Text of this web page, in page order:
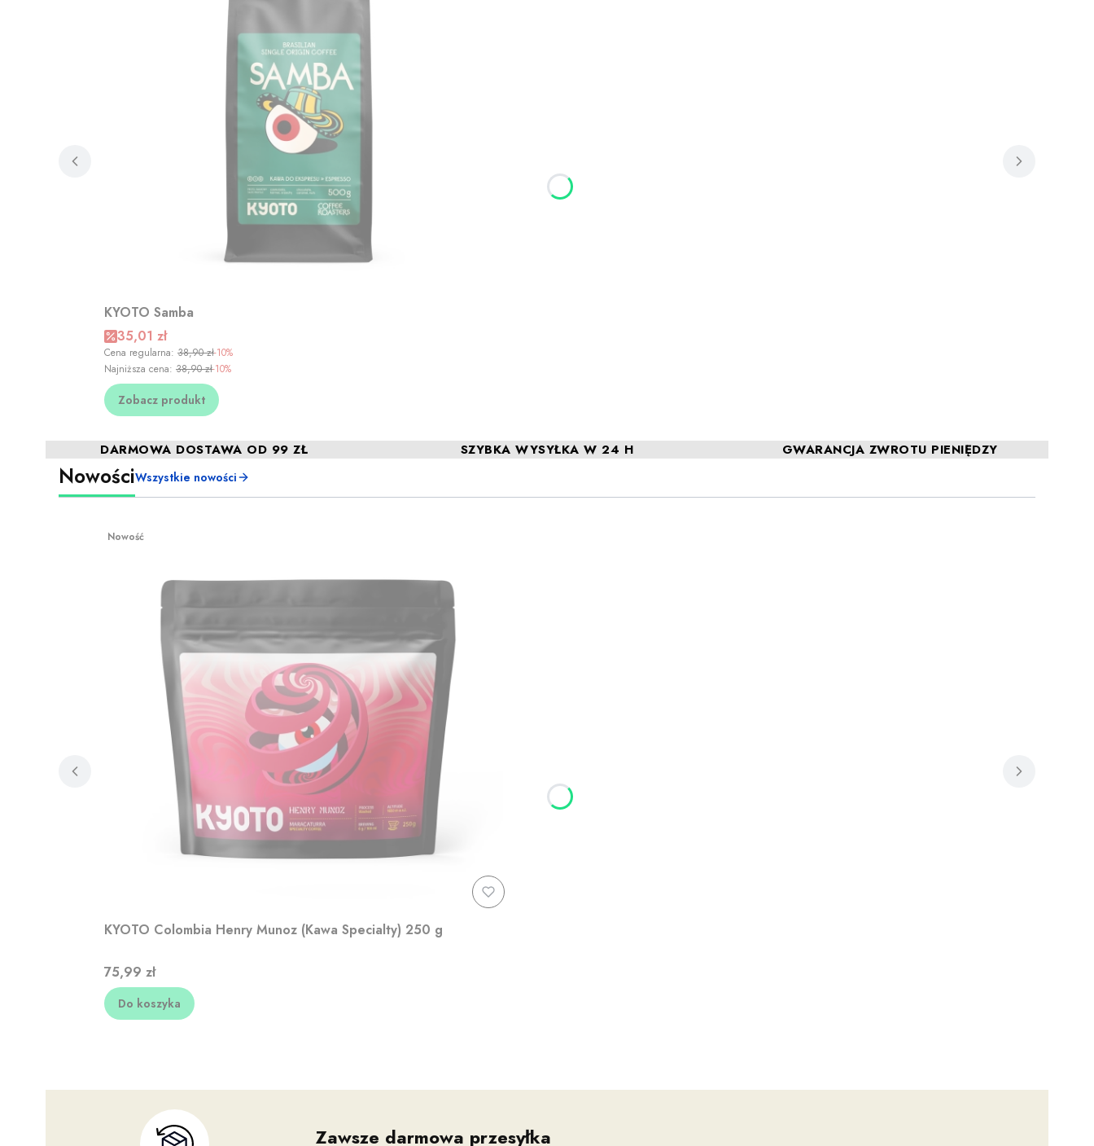
KYOTO Samba
Cena promocyjna
35,01 zł
Cena regularna: 38,90 zł-10%
Najniższa cena: 38,90 zł-10%
Zobacz produkt
DARMOWA DOSTAWA OD 99 ZŁ SZYBKA WYSYŁKA W 24 H GWARANCJA ZWROTU PIENIĘDZY
NowościWszystkie nowości
Nowość
KYOTO Colombia Henry Munoz (Kawa Specialty) 250 g
Cena
75,99 zł
Do koszyka
Zawsze darmowa przesyłka